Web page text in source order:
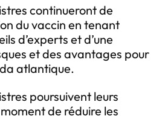
continueront de
du vaccin en tenant
d’experts et d’une
et des avantages pour
atlantique.
poursuivent leurs
de réduire les